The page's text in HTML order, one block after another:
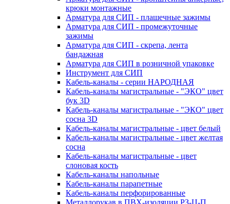
крюки монтажные
Арматура для СИП - плашечные зажимы
Арматура для СИП - промежуточные
зажимы
Арматура для СИП - скрепа, лента
бандажная
Арматура для СИП в розничной упаковке
Инструмент для СИП
Кабель-каналы - серии НАРОДНАЯ
Кабель-каналы магистральные - "ЭКО" цвет
бук 3D
Кабель-каналы магистральные - "ЭКО" цвет
сосна 3D
Кабель-каналы магистральные - цвет белый
Кабель-каналы магистральные - цвет желтая
сосна
Кабель-каналы магистральные - цвет
слоновая кость
Кабель-каналы напольные
Кабель-каналы парапетные
Кабель-каналы перфорированные
Металлорукав в ПВХ-изоляции РЗ-Ц-П